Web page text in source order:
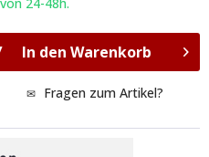
In den Warenkorb
Fragen zum Artikel?